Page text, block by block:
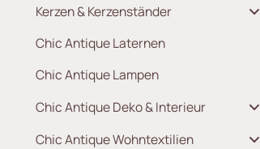
Kerzen & Kerzenständer
Chic Antique Laternen
Chic Antique Lampen
Chic Antique Deko & Interieur
Chic Antique Wohntextilien